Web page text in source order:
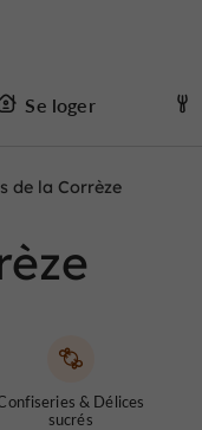
Se loger
de la Corrèze
& Délices
sucrés